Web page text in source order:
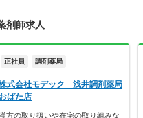
剤師求人
正社員 調剤薬局
式会社モデック 浅井調剤薬局
おばた店
方の取り扱いや在宅の取り組みな